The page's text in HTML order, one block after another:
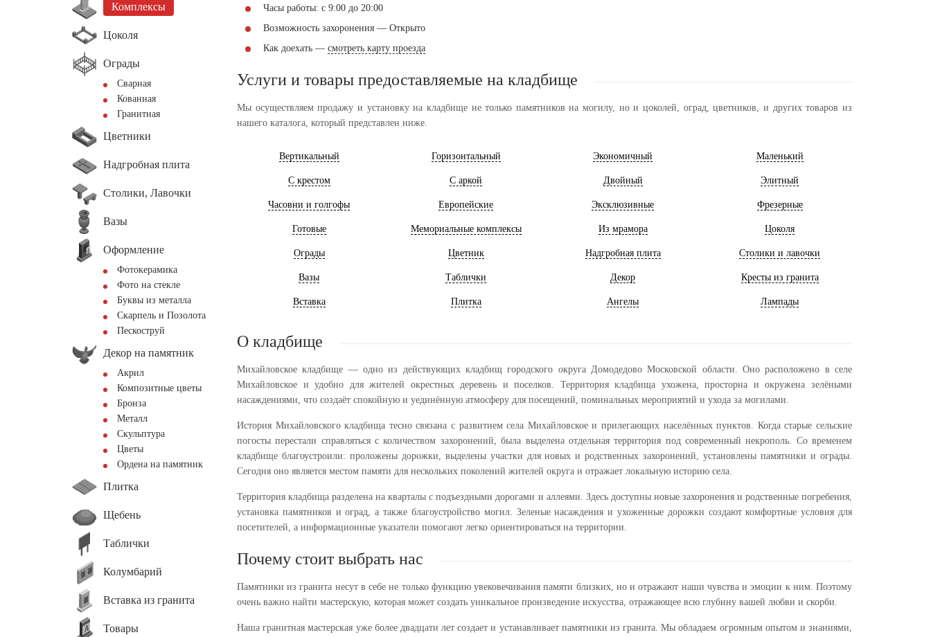
Комплексы
Цоколя
Ограды
Сварная
Кованная
Гранитная
Цветники
Надгробная плита
Столики, Лавочки
Вазы
Оформление
Фотокерамика
Фото на стекле
Буквы из металла
Скарпель и Позолота
Пескоструй
Декор на памятник
Акрил
Композитные цветы
Бронза
Металл
Скульптура
Цветы
Ордена на памятник
Плитка
Щебень
Таблички
Колумбарий
Вставка из гранита
Товары
Часы работы: с 9:00 до 20:00
Возможность захоронения — Открыто
Как доехать — смотреть карту проезда
Услуги и товары предоставляемые на кладбище
Мы осуществляем продажу и установку на кладбище не только памятников на могилу, но и цоколей, оград, цветников, и других товаров из
нашего каталога, который представлен ниже.
Вертикальный Горизонтальный Экономичный Маленький
С крестом С аркой Двойный Элитный
Часовни и голгофы Европейские Эксклюзивные Фрезерные
Готовые Мемориальные комплексы Из мрамора Цоколя
Ограды Цветник Надгробная плита Столики и лавочки
Вазы Таблички Декор Кресты из гранита
Вставка Плитка Ангелы Лампады
О кладбище
Михайловское кладбище — одно из действующих кладбищ городского округа Домодедово Московской области. Оно расположено в селе
Михайловское и удобно для жителей окрестных деревень и поселков. Территория кладбища ухожена, просторна и окружена зелёными
насаждениями, что создаёт спокойную и уединённую атмосферу для посещений, поминальных мероприятий и ухода за могилами.
История Михайловского кладбища тесно связана с развитием села Михайловское и прилегающих населённых пунктов. Когда старые сельские
погосты перестали справляться с количеством захоронений, была выделена отдельная территория под современный некрополь. Со временем
кладбище благоустроили: проложены дорожки, выделены участки для новых и родственных захоронений, установлены памятники и ограды.
Сегодня оно является местом памяти для нескольких поколений жителей округа и отражает локальную историю села.
Территория кладбища разделена на кварталы с подъездными дорогами и аллеями. Здесь доступны новые захоронения и родственные погребения,
установка памятников и оград, а также благоустройство могил. Зеленые насаждения и ухоженные дорожки создают комфортные условия для
посетителей, а информационные указатели помогают легко ориентироваться на территории.
Почему стоит выбрать нас
Памятники из гранита несут в себе не только функцию увековечивания памяти близких, но и отражают наши чувства и эмоции к ним. Поэтому
очень важно найти мастерскую, которая может создать уникальное произведение искусства, отражающее всю глубину вашей любви и скорби.
Наша гранитная мастерская уже более двадцати лет создает и устанавливает памятники из гранита. Мы обладаем огромным опытом и знаниями,